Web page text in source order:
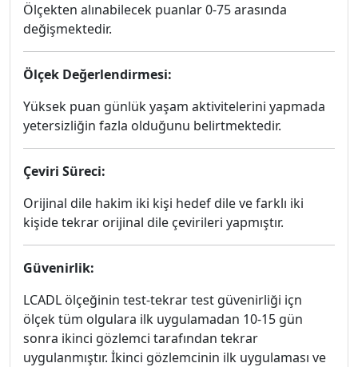
Ölçekten alınabilecek puanlar 0-75 arasında
değişmektedir.
Ölçek Değerlendirmesi:
Yüksek puan günlük yaşam aktivitelerini yapmada
yetersizliğin fazla olduğunu belirtmektedir.
Çeviri Süreci:
Orijinal dile hakim iki kişi hedef dile ve farklı iki
kişide tekrar orijinal dile çevirileri yapmıştır.
Güvenirlik:
LCADL ölçeğinin test-tekrar test güvenirliği içn
ölçek tüm olgulara ilk uygulamadan 10-15 gün
sonra ikinci gözlemci tarafından tekrar
uygulanmıştır. İkinci gözlemcinin ilk uygulaması ve